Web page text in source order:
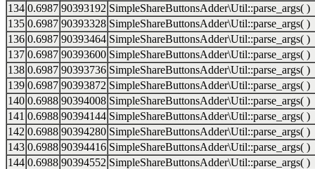
134 0.6987 90393192 SimpleShareButtonsAdder\Util::parse_args( )
135 0.6987 90393328 SimpleShareButtonsAdder\Util::parse_args( )
136 0.6987 90393464 SimpleShareButtonsAdder\Util::parse_args( )
137 0.6987 90393600 SimpleShareButtonsAdder\Util::parse_args( )
138 0.6987 90393736 SimpleShareButtonsAdder\Util::parse_args( )
139 0.6987 90393872 SimpleShareButtonsAdder\Util::parse_args( )
140 0.6988 90394008 SimpleShareButtonsAdder\Util::parse_args( )
141 0.6988 90394144 SimpleShareButtonsAdder\Util::parse_args( )
142 0.6988 90394280 SimpleShareButtonsAdder\Util::parse_args( )
143 0.6988 90394416 SimpleShareButtonsAdder\Util::parse_args( )
144 0.6988 90394552 SimpleShareButtonsAdder\Util::parse_args( )